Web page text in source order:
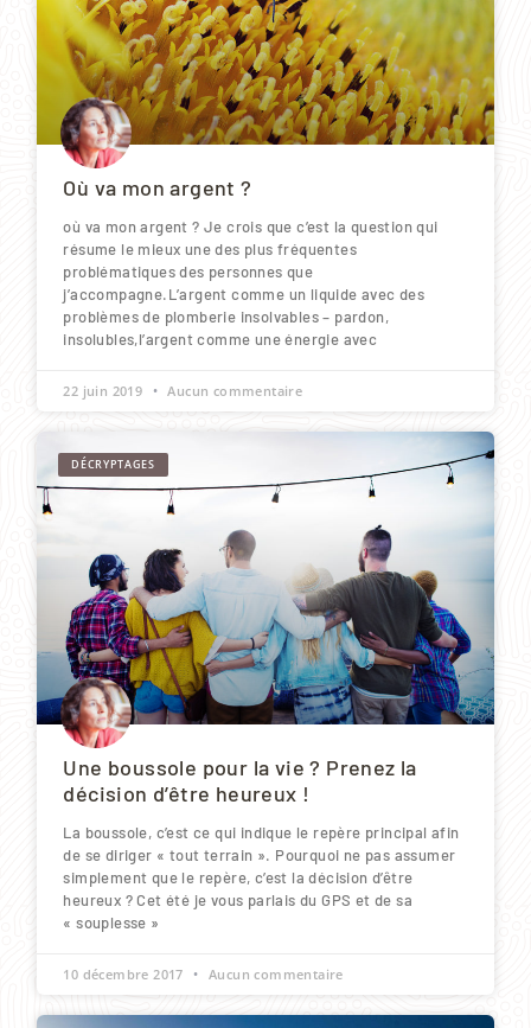
Où va mon argent ?
où va mon argent ? Je crois que c’est la question qui
résume le mieux une des plus fréquentes
problématiques des personnes que
j’accompagne.L’argent comme un liquide avec des
problèmes de plomberie insolvables – pardon,
insolubles,l’argent comme une énergie avec
22 juin 2019 Aucun commentaire
DÉCRYPTAGES
Une boussole pour la vie ? Prenez la
décision d’être heureux !
La boussole, c’est ce qui indique le repère principal afin
de se diriger « tout terrain ». Pourquoi ne pas assumer
simplement que le repère, c’est la décision d’être
heureux ? Cet été je vous parlais du GPS et de sa
« souplesse »
10 décembre 2017 Aucun commentaire